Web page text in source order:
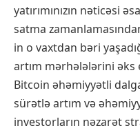
yatırımınızın nəticəsi
satma
in o vaxtdan bəri
artım mərhələlərini əks
Bitcoin əhəmiyyətli
sürətlə artım və
investorların nəzarət